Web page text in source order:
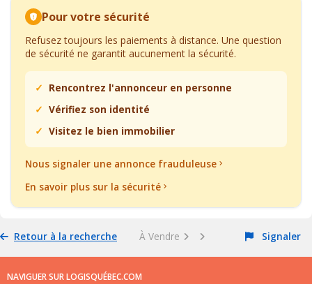
Pour votre sécurité
Refusez toujours les paiements à distance. Une question
de sécurité ne garantit aucunement la sécurité.
Rencontrez l'annonceur en personne
Vérifiez son identité
Visitez le bien immobilier
Nous signaler une annonce frauduleuse
En savoir plus sur la sécurité
Retour à la recherche À Vendre Signaler
NAVIGUER SUR LOGISQUÉBEC.COM